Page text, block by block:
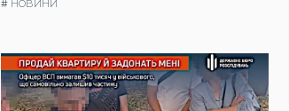
# НОВИНИ